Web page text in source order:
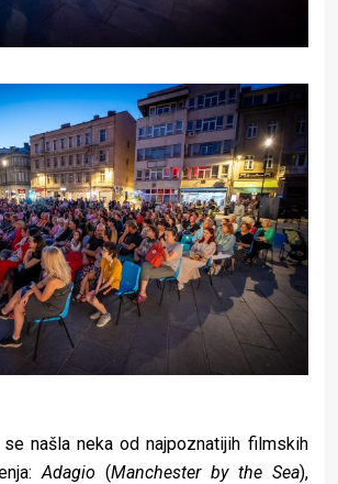
našla neka od najpoznatijih filmskih
Adagio (Manchester by the Sea),